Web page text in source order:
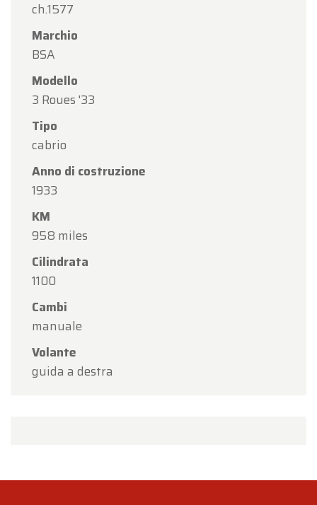
ch.1577
Marchio
BSA
Modello
3 Roues '33
Tipo
cabrio
Anno di costruzione
1933
KM
958 miles
Cilindrata
1100
Cambi
manuale
Volante
guida a destra